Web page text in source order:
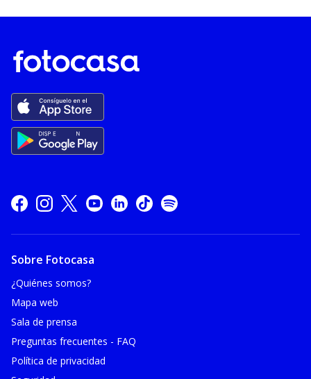
Sobre Fotocasa
¿Quiénes somos?
Mapa web
Sala de prensa
Preguntas frecuentes - FAQ
Política de privacidad